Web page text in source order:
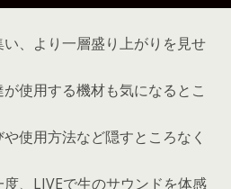
、より一層盛り上がりを見せ
使用する機材も気になるとこ
使用方法など隠すところなく
、LIVEで生のサウンドを体感